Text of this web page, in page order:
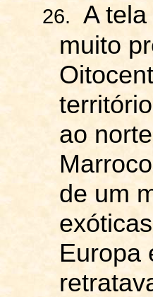
26. A tela
muito
ao
de um
Europa